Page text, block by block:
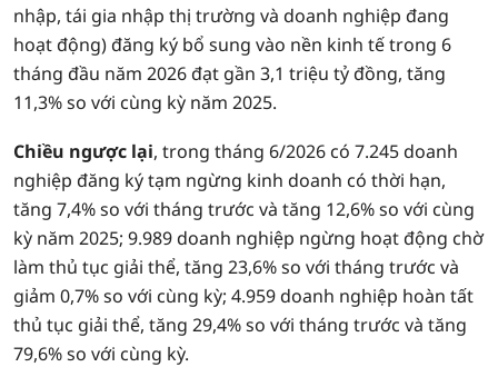
nhập, tái gia nhập thị trường và doanh nghiệp đang
hoạt động) đăng ký bổ sung vào nền kinh tế trong 6
tháng đầu năm 2026 đạt gần 3,1 triệu tỷ đồng, tăng
11,3% so với cùng kỳ năm 2025.
Chiều ngược lại, trong tháng 6/2026 có 7.245 doanh
nghiệp đăng ký tạm ngừng kinh doanh có thời hạn,
tăng 7,4% so với tháng trước và tăng 12,6% so với cùng
kỳ năm 2025; 9.989 doanh nghiệp ngừng hoạt động chờ
làm thủ tục giải thể, tăng 23,6% so với tháng trước và
giảm 0,7% so với cùng kỳ; 4.959 doanh nghiệp hoàn tất
thủ tục giải thể, tăng 29,4% so với tháng trước và tăng
79,6% so với cùng kỳ.